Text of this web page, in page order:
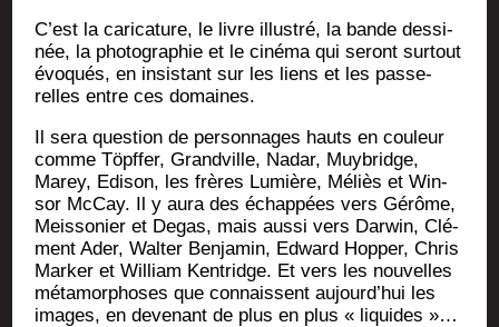
C’est la cari­ca­ture, le livre illus­tré, la bande des­si­
née, la pho­to­gra­phie et le ciné­ma qui seront sur­tout
évo­qués, en insis­tant sur les liens et les pas­se­
relles entre ces domaines.
Il sera ques­tion de per­son­nages hauts en cou­leur
comme Töpf­fer, Grand­ville, Nadar, Muy­bridge,
Marey, Edi­son, les frères Lumière, Méliès et Win­
sor McCay. Il y aura des échap­pées vers Gérôme,
Meis­so­nier et Degas, mais aus­si vers Dar­win, Clé­
ment Ader, Wal­ter Ben­ja­min, Edward Hop­per, Chris
Mar­ker et William Ken­tridge. Et vers les nou­velles
méta­mor­phoses que connaissent aujourd’­hui les
images, en deve­nant de plus en plus « liquides »…